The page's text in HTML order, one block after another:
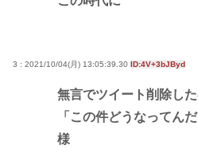
3 : 2021/10/04(月) 13:05:39.30 ID:4V+3bJByd
無言でツイート削除し
「この件どうなってん
様